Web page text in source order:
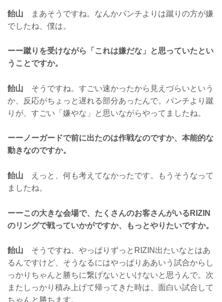
飴山 まあそうですね。なんかパンチよりは蹴りの方が嫌
でしたね、僕は。
ーー蹴りを受けながら「これは嫌だな」と思っていたとい
うことですか。
飴山 そうですね。すごい速かったから見えづらいという
か、反応がちょっと遅れる部分あったんで。パンチより蹴
りが、すごい「嫌やな」と思いながらやってましたね。
ーーノーガードで前に出たのは作戦なのですか、本能的な
動きなのですか。
飴山 えっと、何も考えてなかったです。もうそうなって
ましたね。
ーーこの大きな会場で、たくさんのお客さんがいるRIZIN
のリングで戦っていかがですか、もっとやりたいですか。
飴山 そうですね。やっぱりずっとRIZIN出たいなとはあ
るんですけど、そうなるにはやっぱりああいう試合からし
っかりちゃんと勝ちに繋げないといけないと思うんで。次
またしっかり積み上げて帰ってきた時は、面白い試合して
ちゃんと勝ちます。